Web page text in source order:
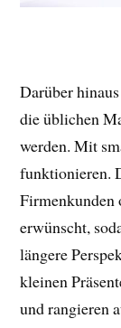
Darüber
die üblichen
werden. Mit
funktionieren.
Firmenkunden
erwünscht,
längere
kleinen
und rangieren